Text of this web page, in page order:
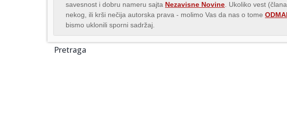
savesnost i dobru nameru sajta Nezavisne Novine . Ukoliko vest
nekog, ili krši nečija autorska prava - molimo Vas da nas o tome
bismo uklonili sporni sadržaj.
Pretraga